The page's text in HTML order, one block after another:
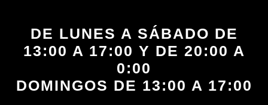
DE LUNES A SÁBADO DE
13:00 A 17:00 Y DE 20:00 A
0:00
DOMINGOS DE 13:00 A 17:00